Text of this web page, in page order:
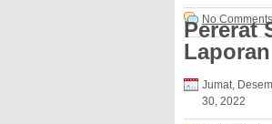
No Comments
Pererat
Jumat,
30, 2022